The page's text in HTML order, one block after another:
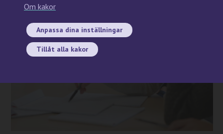
Om kakor
Anpassa dina inställningar
Tillåt alla kakor
2025-11-05